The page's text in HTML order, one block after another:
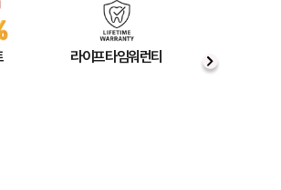
라이프타임워런티